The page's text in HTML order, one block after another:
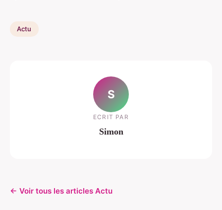
Actu
S
ECRIT PAR
Simon
← Voir tous les articles Actu